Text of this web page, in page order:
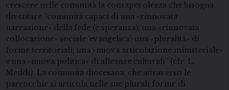
crescere nelle comunità la consapevolezza che bisogna
diventare “comunità capaci di una «rinnovata
narrazione» della fede (e speranza); una «rinnovata
collocazione» sociale ‘evangelica’; una «pluralità» di
forme territoriali; una «nuova articolazione ministeriale»
e una «nuova politica» di alleanze culturali” (cfr. L.
Meddi). La comunità diocesana, che attraverso le
parrocchie si articola nelle sue plurali forme di